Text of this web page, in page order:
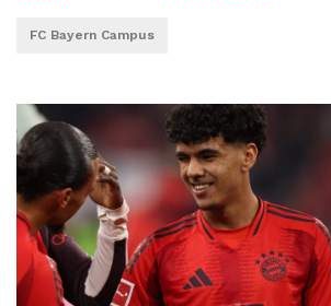
FC Bayern Campus